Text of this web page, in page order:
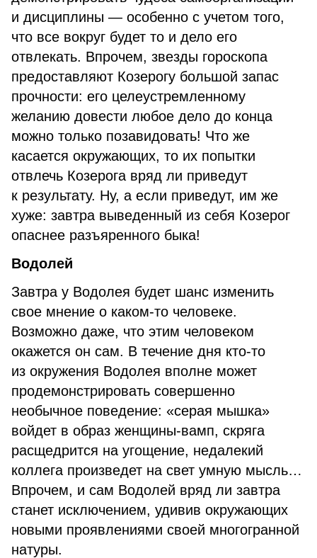
и дисциплины — особенно с учетом того,
что все вокруг будет то и дело его
отвлекать. Впрочем, звезды гороскопа
предоставляют Козерогу большой запас
прочности: его целеустремленному
желанию довести любое дело до конца
можно только позавидовать! Что же
касается окружающих, то их попытки
отвлечь Козерога вряд ли приведут
к результату. Ну, а если приведут, им же
хуже: завтра выведенный из себя Козерог
опаснее разъяренного быка!
Водолей
Завтра у Водолея будет шанс изменить
свое мнение о каком-то человеке.
Возможно даже, что этим человеком
окажется он сам. В течение дня кто-то
из окружения Водолея вполне может
продемонстрировать совершенно
необычное поведение: «серая мышка»
войдет в образ женщины-вамп, скряга
расщедрится на угощение, недалекий
коллега произведет на свет умную мысль…
Впрочем, и сам Водолей вряд ли завтра
станет исключением, удивив окружающих
новыми проявлениями своей многогранной
натуры.